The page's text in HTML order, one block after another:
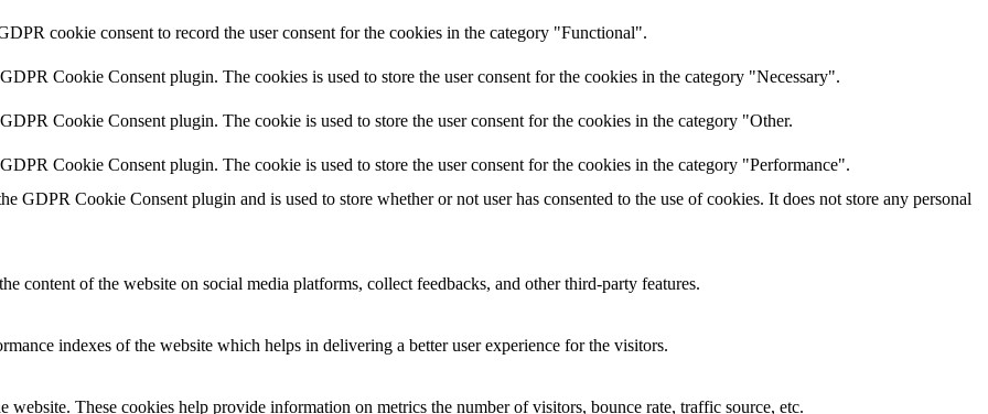
cookie consent to record the user consent for the cookies in the category "Functional".
Cookie Consent plugin. The cookies is used to store the user consent for the cookies in the category "Necessary".
Cookie Consent plugin. The cookie is used to store the user consent for the cookies in the category "Other.
Cookie Consent plugin. The cookie is used to store the user consent for the cookies in the category "Performance".
GDPR Cookie Consent plugin and is used to store whether or not user has consented to the use of cookies. It does not store any personal
content of the website on social media platforms, collect feedbacks, and other third-party features.
indexes of the website which helps in delivering a better user experience for the visitors.
These cookies help provide information on metrics the number of visitors, bounce rate, traffic source, etc.